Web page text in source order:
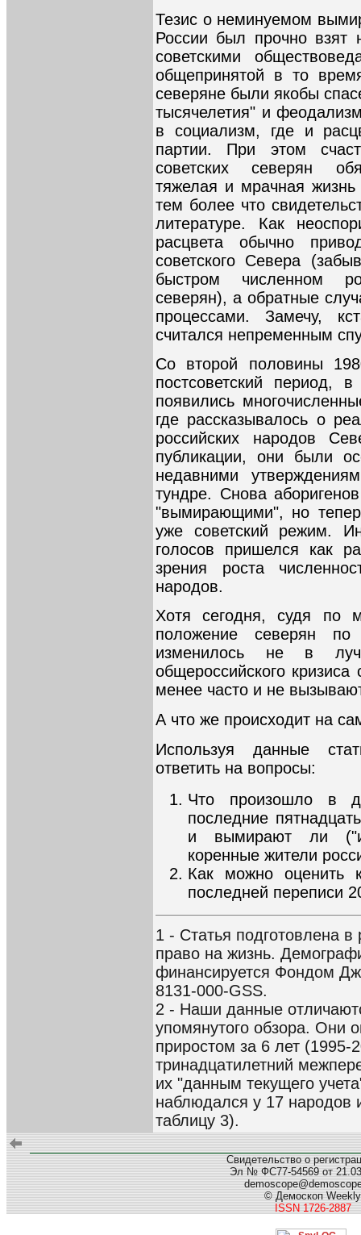
Тезис о неминуемом
России был прочно взят
советскими
общепринятой в то
северяне были якобы
тысячелетия" и
в социализм, где и
партии. При этом
советских северян
тяжелая и мрачная жизнь
тем более что
литературе. Как
расцвета обычно
советского Севера
быстром численном
северян), а обратные
процессами. Замечу,
считался непременным
Со второй половины
постсоветский период,
появились
где рассказывалось о
российских народов
публикации, они были
недавними
тундре. Снова
"вымирающими", но
уже советский режим.
голосов пришелся как
зрения роста
народов.
Хотя сегодня, судя по
положение северян
изменилось не в
общероссийского
менее часто и не
А что же происходит на
Используя данные
ответить на вопросы:
Что произошло в
последние
и вымирают ли
коренные жители
Как можно оценить
последней переписи
1 - Статья подготовлена
право на жизнь.
финансируется Фондом
8131-000-GSS.
2 - Наши данные
упомянутого обзора. Они
приростом за 6 лет
тринадцатилетний
их "данным текущего
наблюдался у 17 народов
таблицу 3).
Свидетельство о
Эл № ФС77-54569 от
© Демоскоп Weekly
ISSN 1726-2887